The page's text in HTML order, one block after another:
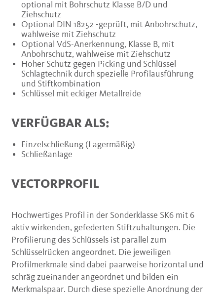
optional mit Bohrschutz Klasse B/D und
Ziehschutz
Optional DIN 18252 -geprüft, mit Anbohrschutz,
wahlweise mit Ziehschutz
Optional VdS-Anerkennung, Klasse B, mit
Anbohrschutz, wahlweise mit Ziehschutz
Hoher Schutz gegen Picking und Schlüssel-
Schlagtechnik durch spezielle Profilausführung
und Stiftkombination
Schlüssel mit eckiger Metallreide
VERFÜGBAR ALS:
Einzelschließung (Lagermäßig)
Schließanlage
VECTORPROFIL
Hochwertiges Profil in der Sonderklasse SK6 mit 6
aktiv wirkenden, gefederten Stiftzuhaltungen. Die
Profilierung des Schlüssels ist parallel zum
Schlüsselrücken angeordnet. Die jeweiligen
Profilmerkmale sind dabei paarweise horizontal und
schräg zueinander angeordnet und bilden ein
Merkmalspaar. Durch diese spezielle Anordnung der